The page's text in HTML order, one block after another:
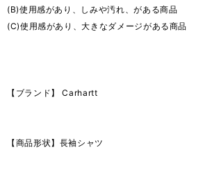
(B)使用感があり、しみや汚れ、がある商品
(C)使用感があり、大きなダメージがある商品
【ブランド】 Carhartt
【商品形状】長袖シャツ